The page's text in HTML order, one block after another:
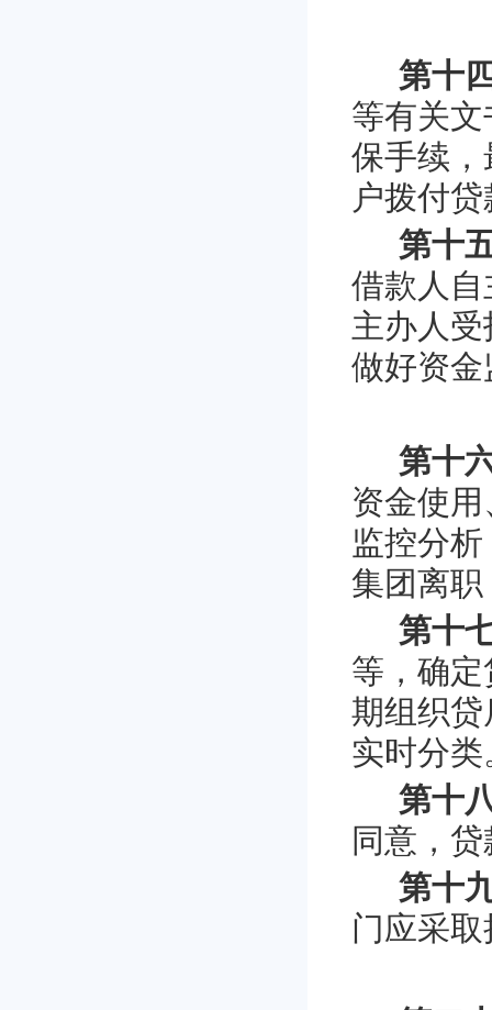
第十
等有关
保手续
户拨付
第十
借款人
主办人
做好资
第十
资金使
监控分
集团离
第十
等，确
期组织
实时分类
第十
同意，
第十
门应采